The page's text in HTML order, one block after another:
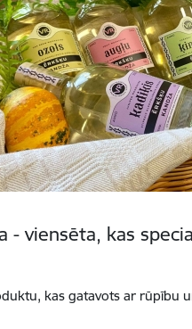
- viensēta, kas
kas gatavots ar